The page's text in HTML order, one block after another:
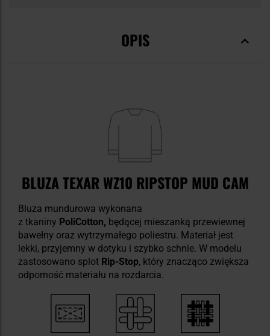
OPIS
BLUZA TEXAR WZ10 RIPSTOP MUD CAM
Bluza mundurowa wykonana
z tkaniny PoliCotton, będącej mieszanką przewiewnej
bawełny oraz wytrzymałego poliestru. Materiał jest
lekki, przyjemny w dotyku i szybko schnie. W modelu
zastosowano splot Rip-Stop, który znacząco zwiększa
odporność materiału na rozdarcia.